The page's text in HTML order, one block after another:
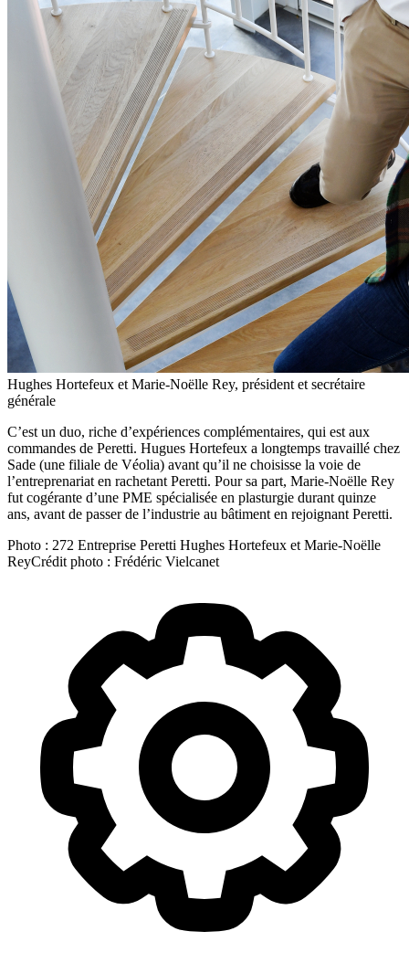
Hughes Hortefeux et Marie-Noëlle Rey, président et secrétaire
générale
C’est un duo, riche d’expériences complémentaires, qui est aux
commandes de Peretti. Hugues Hortefeux a longtemps travaillé chez
Sade (une filiale de Véolia) avant qu’il ne choisisse la voie de
l’entreprenariat en rachetant Peretti. Pour sa part, Marie-Noëlle Rey
fut cogérante d’une PME spécialisée en plasturgie durant quinze
ans, avant de passer de l’industrie au bâtiment en rejoignant Peretti.
Photo : 272 Entreprise Peretti Hughes Hortefeux et Marie-Noëlle
ReyCrédit photo : Frédéric Vielcanet